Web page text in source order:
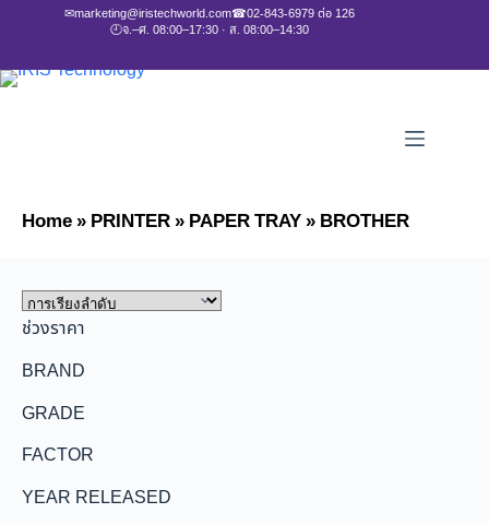
✉marketing@iristechworld.com☎02-843-6979 ต่อ 126
🕘จ.–ศ. 08:00–17:30 · ส. 08:00–14:30
Home»PRINTER»PAPER TRAY»BROTHER
ช่วงราคา
BRAND
GRADE
FACTOR
YEAR RELEASED